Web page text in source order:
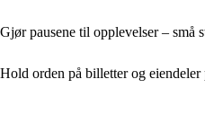
Gjør pausene til opplevelser – små
Hold orden på billetter og eiendeler